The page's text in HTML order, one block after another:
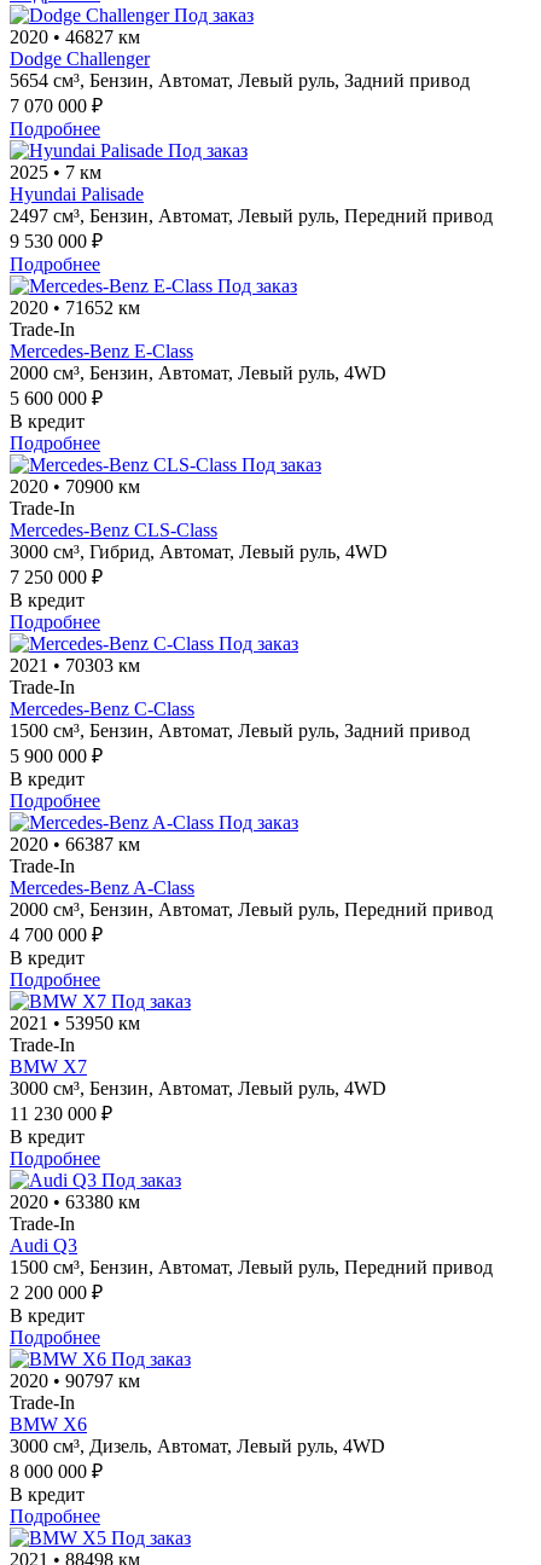
Под заказ
2020 • 46827 км
Dodge Challenger
5654 см³, Бензин, Автомат, Левый руль, Задний привод
7 070 000 ₽
Подробнее
Под заказ
2025 • 7 км
Hyundai Palisade
2497 см³, Бензин, Автомат, Левый руль, Передний привод
9 530 000 ₽
Подробнее
Под заказ
2020 • 71652 км
Trade-In
Mercedes-Benz E-Class
2000 см³, Бензин, Автомат, Левый руль, 4WD
5 600 000 ₽
В кредит
Подробнее
Под заказ
2020 • 70900 км
Trade-In
Mercedes-Benz CLS-Class
3000 см³, Гибрид, Автомат, Левый руль, 4WD
7 250 000 ₽
В кредит
Подробнее
Под заказ
2021 • 70303 км
Trade-In
Mercedes-Benz C-Class
1500 см³, Бензин, Автомат, Левый руль, Задний привод
5 900 000 ₽
В кредит
Подробнее
Под заказ
2020 • 66387 км
Trade-In
Mercedes-Benz A-Class
2000 см³, Бензин, Автомат, Левый руль, Передний привод
4 700 000 ₽
В кредит
Подробнее
Под заказ
2021 • 53950 км
Trade-In
BMW X7
3000 см³, Бензин, Автомат, Левый руль, 4WD
11 230 000 ₽
В кредит
Подробнее
Под заказ
2020 • 63380 км
Trade-In
Audi Q3
1500 см³, Бензин, Автомат, Левый руль, Передний привод
2 200 000 ₽
В кредит
Подробнее
Под заказ
2020 • 90797 км
Trade-In
BMW X6
3000 см³, Дизель, Автомат, Левый руль, 4WD
8 000 000 ₽
В кредит
Подробнее
Под заказ
2021 • 88498 км